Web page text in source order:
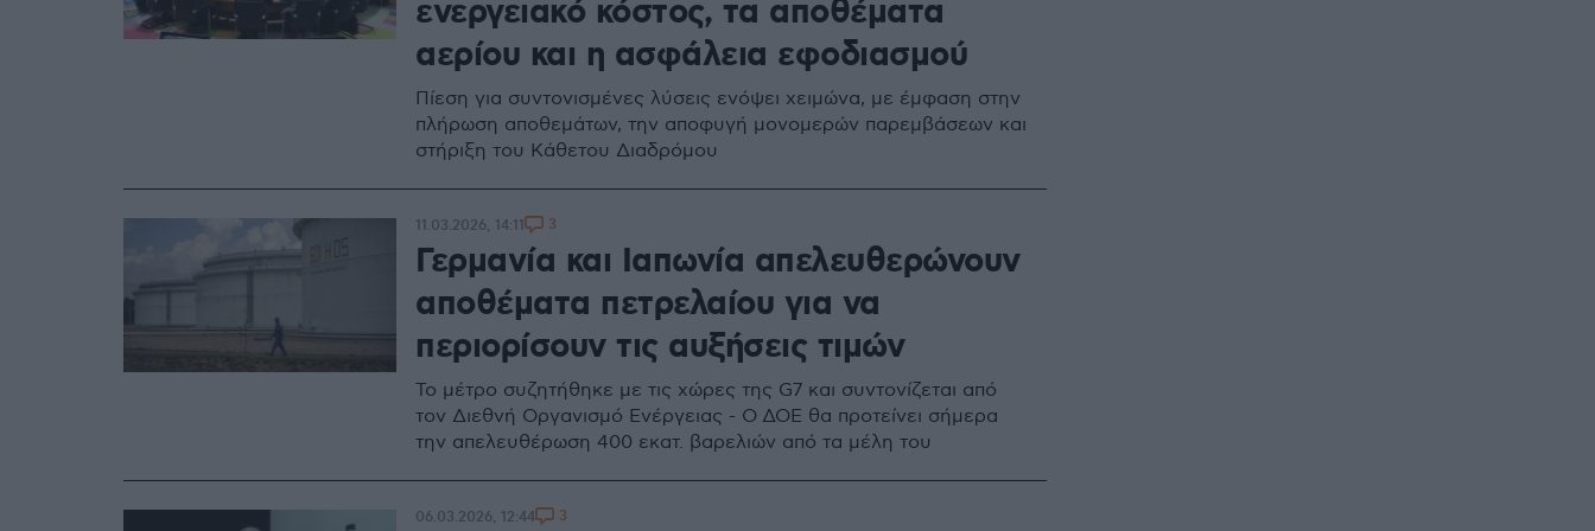
ενεργειακό κόστος, τα αποθέματα
αερίου και η ασφάλεια εφοδιασμού
Πίεση για συντονισμένες λύσεις ενόψει χειμώνα, με έμφαση στην
πλήρωση αποθεμάτων, την αποφυγή μονομερών παρεμβάσεων και
στήριξη του Κάθετου Διαδρόμου
Γερμανία και Ιαπωνία απελευθερώνουν
αποθέματα πετρελαίου για να
περιορίσουν τις αυξήσεις τιμών
Το μέτρο συζητήθηκε με τις χώρες της G7 και συντονίζεται από
τον Διεθνή Οργανισμό Ενέργειας - O ΔΟΕ θα προτείνει σήμερα
την απελευθέρωση 400 εκατ. βαρελιών από τα μέλη του
11.03.2026, 14:11 3
06.03.2026, 12:44 3